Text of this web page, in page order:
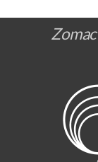
Zomac